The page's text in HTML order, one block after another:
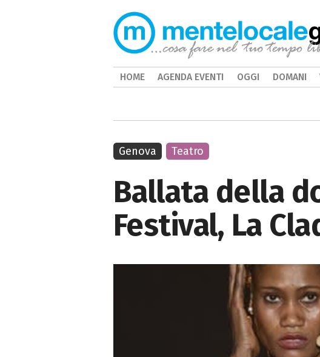
Ballata della
Festival, La
Genova Teatro
HOME AGENDA EVENTI OGGI DOMANI